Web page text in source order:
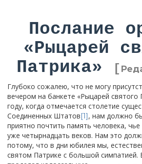
Послание
«Рыцарей
Патрика»
[
Глубоко сожалею, что не могу
вечером на банкете «Рыцарей святого
году, когда отмечается столетие
Соединенных Штатов[1], нам должно
приятно почтить память человека,
уже четырнадцать веков. Нам это
потому, что в дни юбилея мы,
святом Патрике с большой симпатией.